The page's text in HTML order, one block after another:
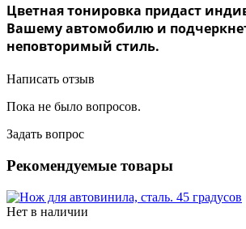
Цветная тонировка придаст
Вашему автомобилю и
неповторимый стиль.
Написать отзыв
Пока не было вопросов.
Задать вопрос
Рекомендуемые товары
Нет в наличии